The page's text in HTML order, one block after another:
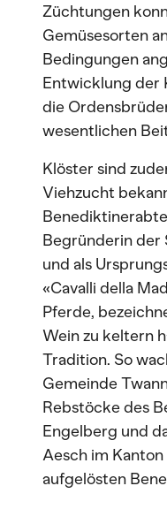
Züchtungen
Gemüsesorten
Bedingungen
Entwicklung der
die
wesentlichen
Klöster sind
Viehzucht
Begründerin der
und als
«Cavalli della
Pferde,
Wein zu keltern
Tradition. So
Gemeinde
Rebstöcke des
Engelberg und
Aesch im
aufgelösten